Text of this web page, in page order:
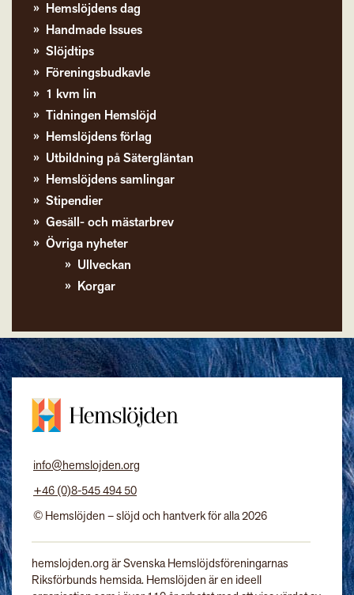
Hemslöjdens dag
Handmade Issues
Slöjdtips
Föreningsbudkavle
1 kvm lin
Tidningen Hemslöjd
Hemslöjdens förlag
Utbildning på Sätergläntan
Hemslöjdens samlingar
Stipendier
Gesäll- och mästarbrev
Övriga nyheter
Ullveckan
Korgar
info@hemslojden.org
+46 (0)8-545 494 50
© Hemslöjden – slöjd och hantverk för alla 2026
hemslojden.org är Svenska Hemslöjdsföreningarnas
Riksförbunds hemsida. Hemslöjden är en ideell